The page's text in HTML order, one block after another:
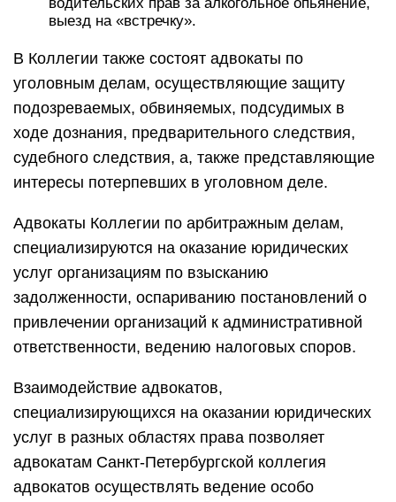
выезд на «встречку».
В Коллегии также состоят адвокаты по
уголовным делам, осуществляющие защиту
подозреваемых, обвиняемых, подсудимых в
ходе дознания, предварительного следствия,
судебного следствия, а, также представляющие
интересы потерпевших в уголовном деле.
Адвокаты Коллегии по арбитражным делам,
специализируются на оказание юридических
услуг организациям по взысканию
задолженности, оспариванию постановлений о
привлечении организаций к административной
ответственности, ведению налоговых споров.
Взаимодействие адвокатов,
специализирующихся на оказании юридических
услуг в разных областях права позволяет
адвокатам Санкт-Петербургской коллегия
адвокатов осуществлять ведение особо